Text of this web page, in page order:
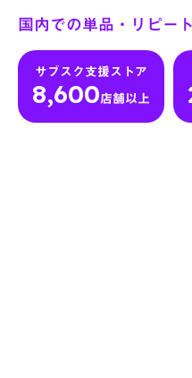
国内での単品・リピー
サブスク支援ストア
8,600店舗以上